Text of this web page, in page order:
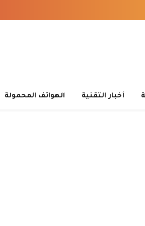
أخبار التقنية الهواتف المحمولة